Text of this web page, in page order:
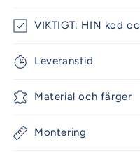
VIKTIGT: HIN kod
Leveranstid
Material och färger
Montering